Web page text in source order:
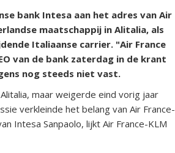
bank Intesa aan het adres van Air
maatschappij in Alitalia, als
Italiaanse carrier. "Air France
van de bank zaterdag in de krant
nog steeds niet vast.
maar weigerde eind vorig jaar
verkleinde het belang van Air France-
Intesa Sanpaolo, lijkt Air France-KLM